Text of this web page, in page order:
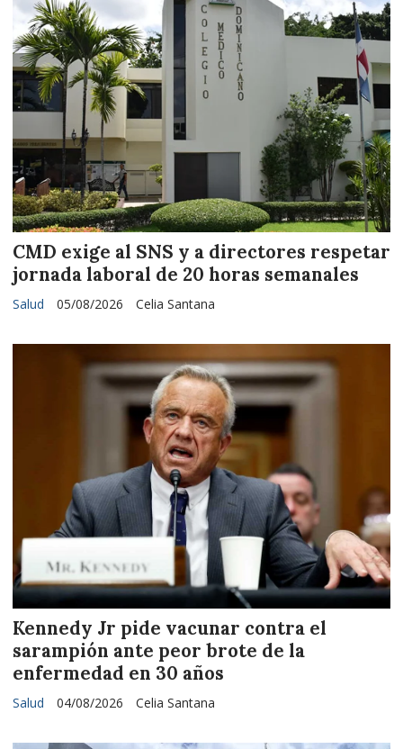
CMD exige al SNS y a directores respetar
jornada laboral de 20 horas semanales
Celia Santana
Salud 05/08/2026
Kennedy Jr pide vacunar contra el
sarampión ante peor brote de la
enfermedad en 30 años
Celia Santana
Salud 04/08/2026